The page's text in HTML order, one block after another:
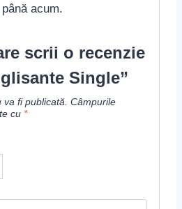
acum.
scrii o recenzie
Single”
fi publicată. Câmpurile
cu *